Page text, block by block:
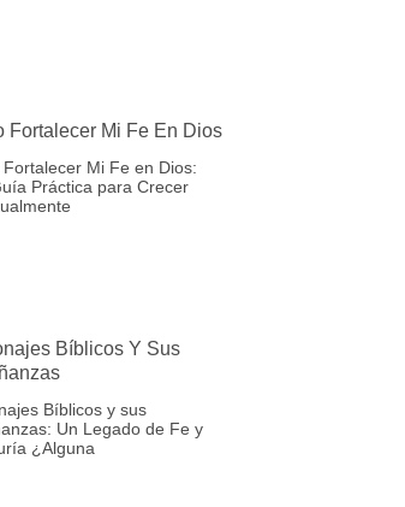
Fortalecer Mi Fe En Dios
Mi Fe en Dios:
Práctica para Crecer
Bíblicos Y Sus
Bíblicos y sus
Un Legado de Fe y
¿Alguna